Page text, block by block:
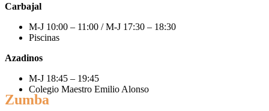
Carbajal
M-J 10:00 – 11:00 / M-J 17:30 – 18:30
Piscinas
Azadinos
M-J 18:45 – 19:45
Colegio Maestro Emilio Alonso
Zumba